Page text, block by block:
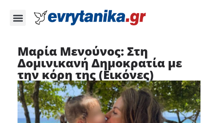
Μαρία Μενούνος: Στη
Δομινικανή Δημοκρατία με
την κόρη της (Εικόνες)